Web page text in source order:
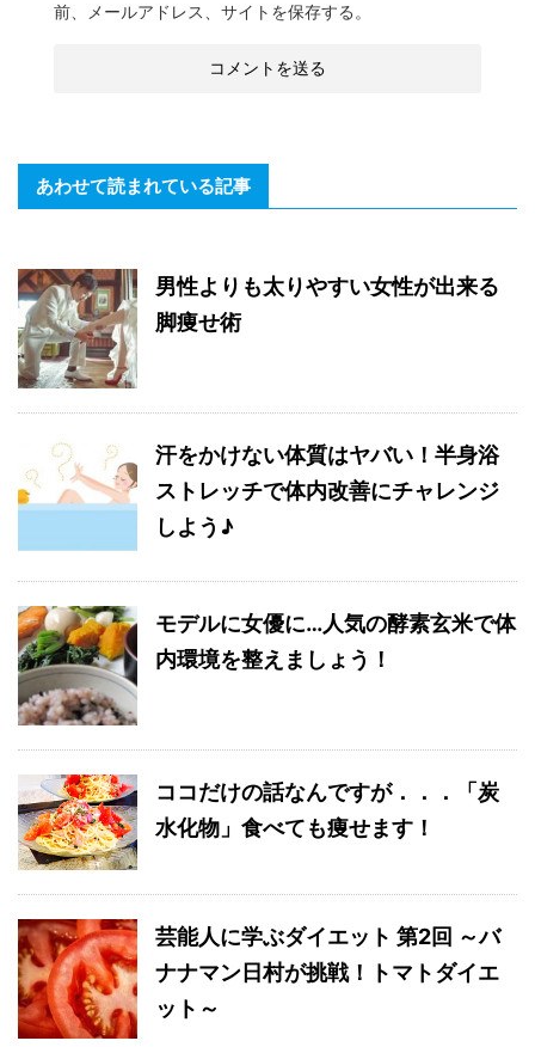
前、メールアドレス、サイトを保存する。
あわせて読まれている記事
男性よりも太りやすい女性が出来る
脚痩せ術
汗をかけない体質はヤバい！半身浴
ストレッチで体内改善にチャレンジ
しよう♪
モデルに女優に…人気の酵素玄米で体
内環境を整えましょう！
ココだけの話なんですが．．．「炭
水化物」食べても痩せます！
芸能人に学ぶダイエット 第2回 ～バ
ナナマン日村が挑戦！トマトダイエ
ット～